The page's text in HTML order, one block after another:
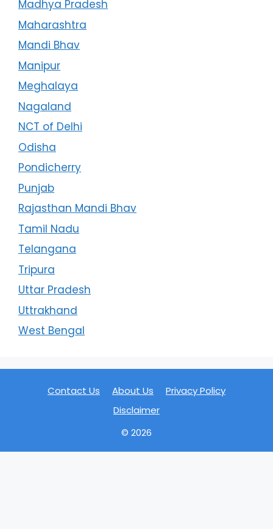
Madhya Pradesh
Maharashtra
Mandi Bhav
Manipur
Meghalaya
Nagaland
NCT of Delhi
Odisha
Pondicherry
Punjab
Rajasthan Mandi Bhav
Tamil Nadu
Telangana
Tripura
Uttar Pradesh
Uttrakhand
West Bengal
Contact Us About Us
Privacy Policy
Disclaimer
© 2026